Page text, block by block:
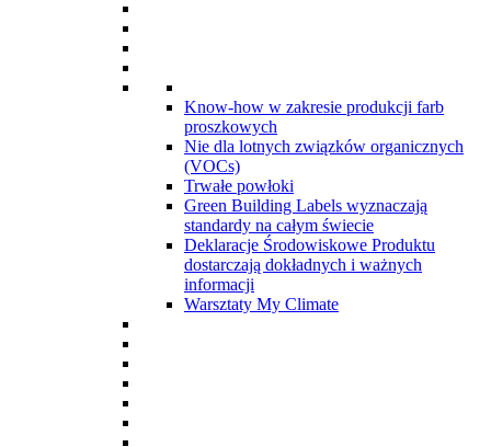
Know-how w zakresie produkcji farb
proszkowych
Nie dla lotnych związków organicznych
(VOCs)
Trwałe powłoki
Green Building Labels wyznaczają
standardy na całym świecie
Deklaracje Środowiskowe Produktu
dostarczają dokładnych i ważnych
informacji
Warsztaty My Climate